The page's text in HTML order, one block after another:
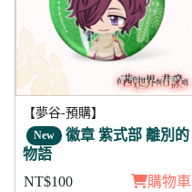
【夢谷-預購】
New 徽章 紫式部 離別的
物語
NT$100
購物車